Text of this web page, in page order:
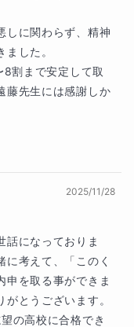
志望の学校に合格
できません。
。
の成績でした（5
、もちろん大丈
しっかりと分析
いります。
チャットサポー
ットにて、進路
書などの、学習
対応をいたしま
れば、毎日いつで
可）
しに関わらず、精神
した。
割まで安定して取
藤先生には感謝しか
2025/11/28
話になっておりま
考えて、「このく
申を取る事ができま
とうございます。
の高校に合格でき